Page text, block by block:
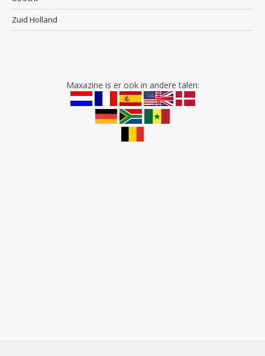
Zuid Holland
Maxazine is er ook in andere talen: